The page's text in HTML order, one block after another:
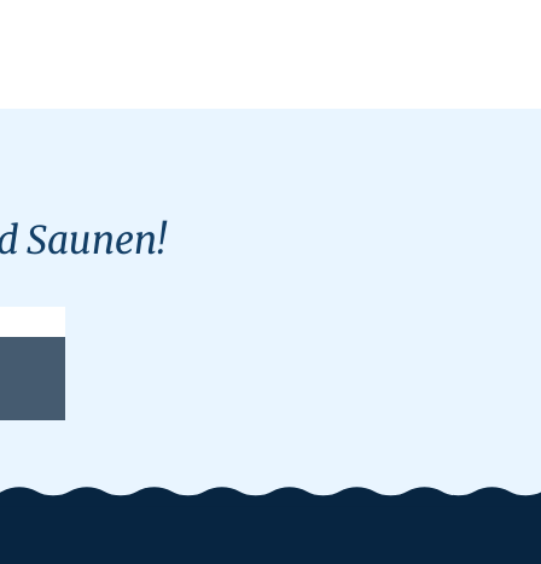
Saunen!